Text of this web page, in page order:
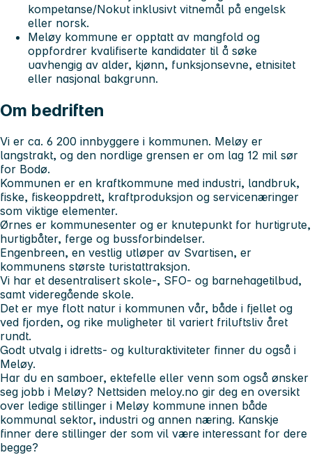
kompetanse/Nokut inklusivt vitnemål på engelsk
eller norsk.
Meløy kommune er opptatt av mangfold og
oppfordrer kvalifiserte kandidater til å søke
uavhengig av alder, kjønn, funksjonsevne, etnisitet
eller nasjonal bakgrunn.
Om bedriften
Vi er ca. 6 200 innbyggere i kommunen. Meløy er
langstrakt, og den nordlige grensen er om lag 12 mil sør
for Bodø.
Kommunen er en kraftkommune med industri, landbruk,
fiske, fiskeoppdrett, kraftproduksjon og servicenæringer
som viktige elementer.
Ørnes er kommunesenter og er knutepunkt for hurtigrute,
hurtigbåter, ferge og bussforbindelser.
Engenbreen, en vestlig utløper av Svartisen, er
kommunens største turistattraksjon.
Vi har et desentralisert skole-, SFO- og barnehagetilbud,
samt videregående skole.
Det er mye flott natur i kommunen vår, både i fjellet og
ved fjorden, og rike muligheter til variert friluftsliv året
rundt.
Godt utvalg i idretts- og kulturaktiviteter finner du også i
Meløy.
Har du en samboer, ektefelle eller venn som også ønsker
seg jobb i Meløy? Nettsiden meloy.no gir deg en oversikt
over ledige stillinger i Meløy kommune innen både
kommunal sektor, industri og annen næring. Kanskje
finner dere stillinger der som vil være interessant for dere
begge?